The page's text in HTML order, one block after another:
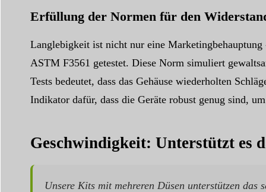
Erfüllung der Normen für den
Langlebigkeit ist nicht nur eine
ASTM F3561 getestet. Diese Norm simuliert
Tests bedeutet, dass das Gehäuse wiederholten
Indikator dafür, dass die Geräte robust genug sind,
Geschwindigkeit: Unterstützt es
Unsere Kits mit mehreren Düsen unterstützen